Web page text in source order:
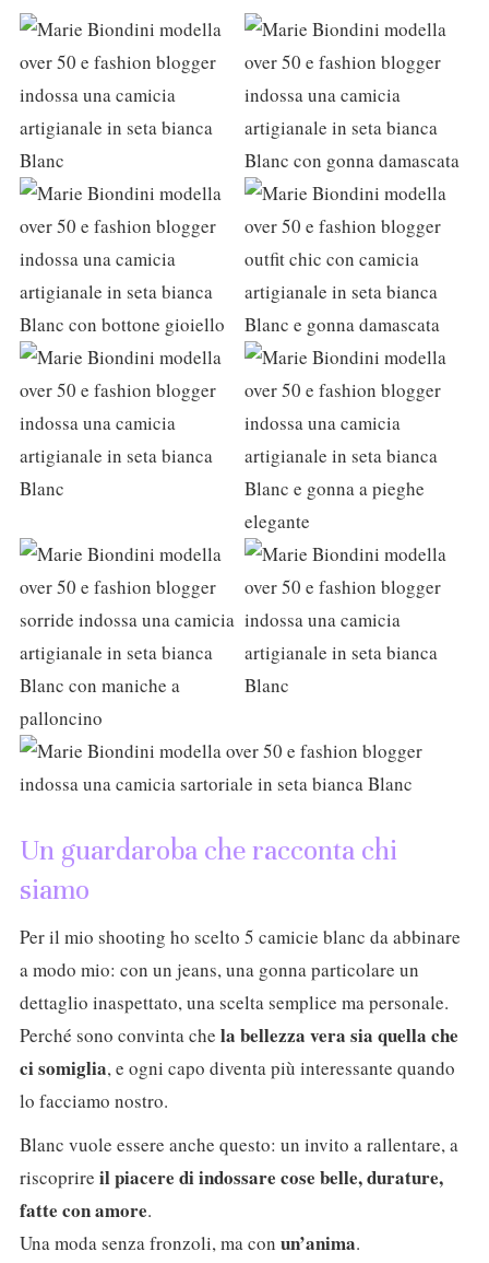
Un guardaroba che racconta chi
siamo
Per il mio shooting ho scelto 5 camicie blanc da abbinare
a modo mio: con un jeans, una gonna particolare un
dettaglio inaspettato, una scelta semplice ma personale.
Perché sono convinta che la bellezza vera sia quella che
ci somiglia, e ogni capo diventa più interessante quando
lo facciamo nostro.
Blanc vuole essere anche questo: un invito a rallentare, a
riscoprire il piacere di indossare cose belle, durature,
fatte con amore.
Una moda senza fronzoli, ma con un’anima.